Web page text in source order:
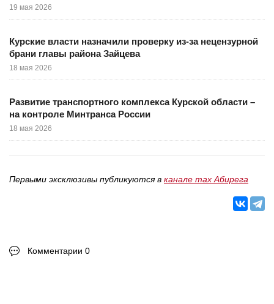
19 мая 2026
Курские власти назначили проверку из-за нецензурной
брани главы района Зайцева
18 мая 2026
Развитие транспортного комплекса Курской области –
на контроле Минтранса России
18 мая 2026
Первыми эксклюзивы публикуются в канале max Абирега
Комментарии 0